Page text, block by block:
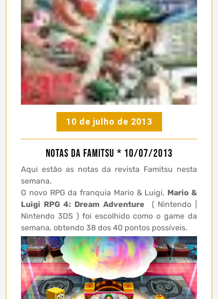
10 de julho de 2013
Notas da Famitsu * 10/07/2013
Aqui estão as notas da revista Famitsu nesta
semana.
O novo RPG da franquia Mario & Luigi, Mario &
Luigi RPG 4: Dream Adventure ( Nintendo |
Nintendo 3DS ) foi escolhido como o game da
semana, obtendo 38 dos 40 pontos possíveis.